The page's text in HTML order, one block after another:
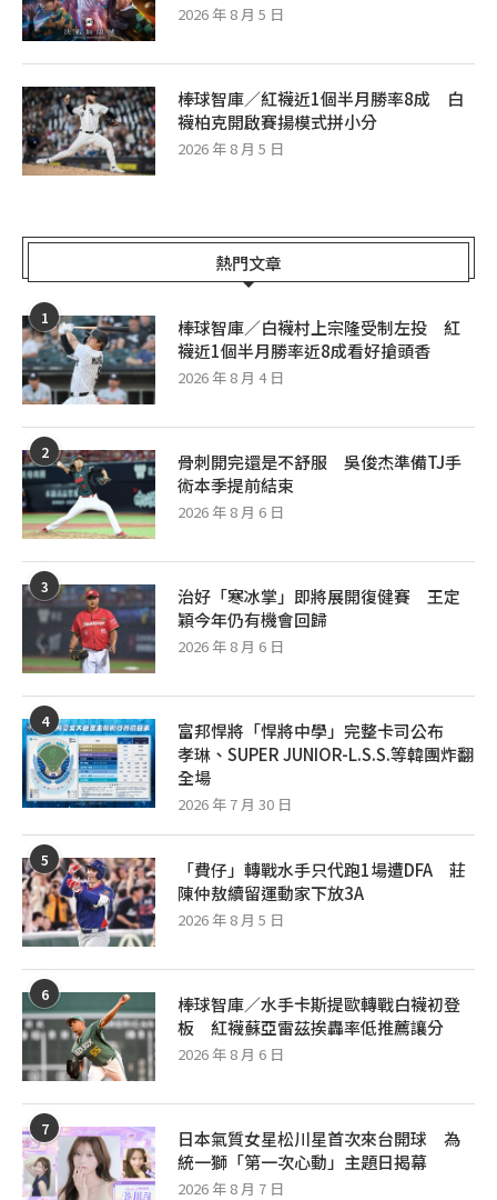
2026 年 8 月 5 日
棒球智庫／紅襪近1個半月勝率8成 白
襪柏克開啟賽揚模式拼小分
2026 年 8 月 5 日
熱門文章
1
棒球智庫／白襪村上宗隆受制左投 紅
襪近1個半月勝率近8成看好搶頭香
2026 年 8 月 4 日
2
骨刺開完還是不舒服 吳俊杰準備TJ手
術本季提前結束
2026 年 8 月 6 日
3
治好「寒冰掌」即將展開復健賽 王定
穎今年仍有機會回歸
2026 年 8 月 6 日
4
富邦悍將「悍將中學」完整卡司公布
孝琳、SUPER JUNIOR-L.S.S.等韓團炸翻
全場
2026 年 7 月 30 日
5
「費仔」轉戰水手只代跑1場遭DFA 莊
陳仲敖續留運動家下放3A
2026 年 8 月 5 日
6
棒球智庫／水手卡斯提歐轉戰白襪初登
板 紅襪蘇亞雷茲挨轟率低推薦讓分
2026 年 8 月 6 日
7
日本氣質女星松川星首次來台開球 為
統一獅「第一次心動」主題日揭幕
2026 年 8 月 7 日